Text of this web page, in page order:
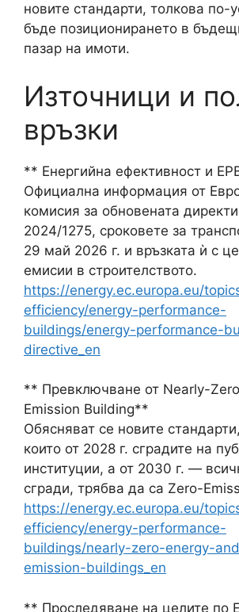
новите стандарти, толкова
бъде позиционирането в
пазар на имоти.
Източници и
връзки
** Енергийна ефективност и
Официална информация от
комисия за обновената
2024/1275, сроковете за
29 май 2026 г. и връзката ѝ с
емисии в строителството.
https://energy.ec.europa.eu/
efficiency/energy-performance-
buildings/energy-performance-
directive_en
** Превключване от Nearly-
Emission Building**
Обясняват се новите
които от 2028 г. сградите на
институции, а от 2030 г. —
сгради, трябва да са Zero-
https://energy.ec.europa.eu/
efficiency/energy-performance-
buildings/nearly-zero-energy-
emission-buildings_en
** Проследяване на целите по